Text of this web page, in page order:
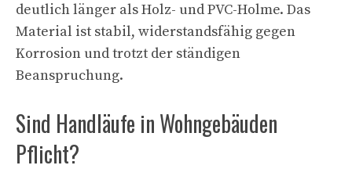
deutlich länger als Holz- und PVC-Holme. Das
Material ist stabil, widerstandsfähig gegen
Korrosion und trotzt der ständigen
Beanspruchung.
Sind Handläufe in Wohngebäuden
Pflicht?